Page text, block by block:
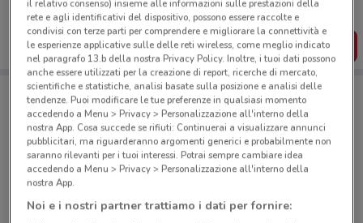
dal tuo cellulare.
SCARICA L’APP
Negozi A2A Energia a Vedelago
il relativo consenso) insieme alle informazioni sulle prestazioni della
rete e agli identificativi del dispositivo, possono essere raccolte e
condivisi con terze parti per comprendere e migliorare la connettività e
le esperienze applicative sulle delle reti wireless, come meglio indicato
nel paragrafo 13.b della nostra Privacy Policy. Inoltre, i tuoi dati possono
anche essere utilizzati per la creazione di report, ricerche di mercato,
scientifiche e statistiche, analisi basate sulla posizione e analisi delle
tendenze. Puoi modificare le tue preferenze in qualsiasi momento
accedendo a Menu > Privacy > Personalizzazione all'interno della
nostra App. Cosa succede se rifiuti: Continuerai a visualizzare annunci
pubblicitari, ma riguarderanno argomenti generici e probabilmente non
saranno rilevanti per i tuoi interessi. Potrai sempre cambiare idea
accedendo a Menu > Privacy > Personalizzazione all'interno della
nostra App.
Noi e i nostri partner trattiamo i dati per fornire: